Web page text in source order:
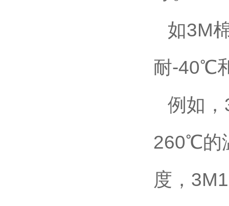
如3M
耐-40℃
例如
260℃的
度，